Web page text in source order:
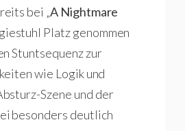
bei „A Nightmare
Platz genommen
Stuntsequenz zur
wie Logik und
Szene und der
besonders deutlich